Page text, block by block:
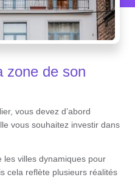
zone de son
vous devez d’abord
vous souhaitez investir dans
les villes dynamiques pour
cela reflète plusieurs réalités